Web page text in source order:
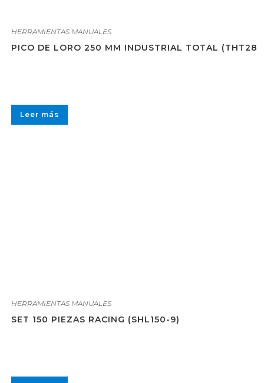
HERRAMIENTAS MANUALES
PICO DE LORO 250 MM INDUSTRIAL TOTAL
Leer más
HERRAMIENTAS MANUALES
SET 150 PIEZAS RACING (SHL150-9)